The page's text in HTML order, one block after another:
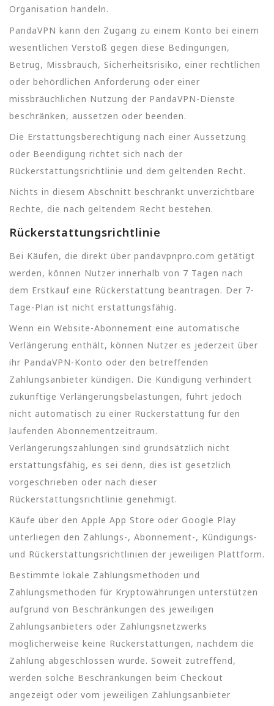
Organisation handeln.
PandaVPN kann den Zugang zu einem Konto bei einem
wesentlichen Verstoß gegen diese Bedingungen,
Betrug, Missbrauch, Sicherheitsrisiko, einer rechtlichen
oder behördlichen Anforderung oder einer
missbräuchlichen Nutzung der PandaVPN-Dienste
beschränken, aussetzen oder beenden.
Die Erstattungsberechtigung nach einer Aussetzung
oder Beendigung richtet sich nach der
Rückerstattungsrichtlinie und dem geltenden Recht.
Nichts in diesem Abschnitt beschränkt unverzichtbare
Rechte, die nach geltendem Recht bestehen.
Rückerstattungsrichtlinie
Bei Käufen, die direkt über pandavpnpro.com getätigt
werden, können Nutzer innerhalb von 7 Tagen nach
dem Erstkauf eine Rückerstattung beantragen. Der 7-
Tage-Plan ist nicht erstattungsfähig.
Wenn ein Website-Abonnement eine automatische
Verlängerung enthält, können Nutzer es jederzeit über
ihr PandaVPN-Konto oder den betreffenden
Zahlungsanbieter kündigen. Die Kündigung verhindert
zukünftige Verlängerungsbelastungen, führt jedoch
nicht automatisch zu einer Rückerstattung für den
laufenden Abonnementzeitraum.
Verlängerungszahlungen sind grundsätzlich nicht
erstattungsfähig, es sei denn, dies ist gesetzlich
vorgeschrieben oder nach dieser
Rückerstattungsrichtlinie genehmigt.
Käufe über den Apple App Store oder Google Play
unterliegen den Zahlungs-, Abonnement-, Kündigungs-
und Rückerstattungsrichtlinien der jeweiligen Plattform.
Bestimmte lokale Zahlungsmethoden und
Zahlungsmethoden für Kryptowährungen unterstützen
aufgrund von Beschränkungen des jeweiligen
Zahlungsanbieters oder Zahlungsnetzwerks
möglicherweise keine Rückerstattungen, nachdem die
Zahlung abgeschlossen wurde. Soweit zutreffend,
werden solche Beschränkungen beim Checkout
angezeigt oder vom jeweiligen Zahlungsanbieter